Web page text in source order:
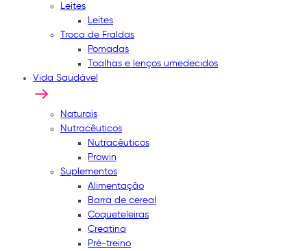
Leites
Leites
Troca de Fraldas
Pomadas
Toalhas e lenços umedecidos
Vida Saudável
Naturais
Nutracêuticos
Nutracêuticos
Prowin
Suplementos
Alimentação
Barra de cereal
Coqueteleiras
Creatina
Pré-treino